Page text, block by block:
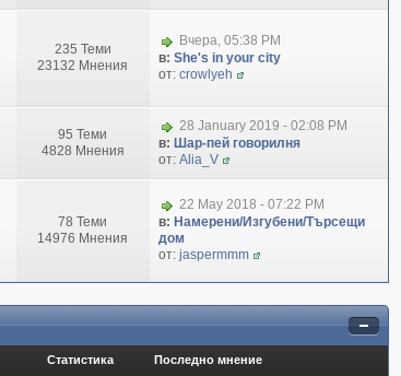
235 Теми
23132 Мнения
Вчера, 05:38 PM
в: She's in your city
от: crowlyeh
95 Теми
4828 Мнения
28 January 2019 - 02:08 PM
в: Шар-пей говорилня
от: Alia_V
78 Теми
14976 Мнения
22 May 2018 - 07:22 PM
в: Намерени/Изгубени/Търсещи
дом
от: jaspermmm
Статистика Последно мнение